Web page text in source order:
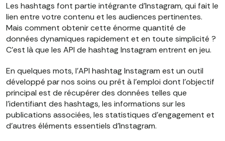
Les hashtags font partie intégrante d'Instagram, qui fait le
lien entre votre contenu et les audiences pertinentes.
Mais comment obtenir cette énorme quantité de
données dynamiques rapidement et en toute simplicité ?
C'est là que les API de hashtag Instagram entrent en jeu.
En quelques mots, l'API hashtag Instagram est un outil
développé par nos soins ou prêt à l'emploi dont l'objectif
principal est de récupérer des données telles que
l'identifiant des hashtags, les informations sur les
publications associées, les statistiques d'engagement et
d'autres éléments essentiels d'Instagram.